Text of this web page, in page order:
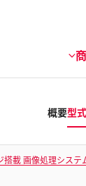
概要型
載 画像処理システ